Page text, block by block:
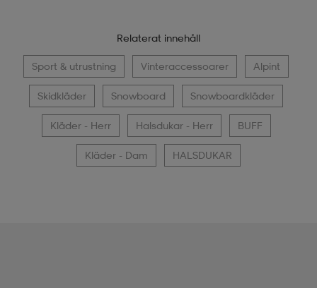
Relaterat innehåll
Sport & utrustning Vinteraccessoarer Alpint
Skidkläder Snowboard Snowboardkläder
Kläder - Herr Halsdukar - Herr BUFF
Kläder - Dam HALSDUKAR